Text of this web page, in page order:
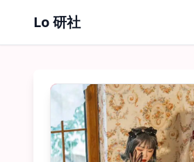
Lo 研社